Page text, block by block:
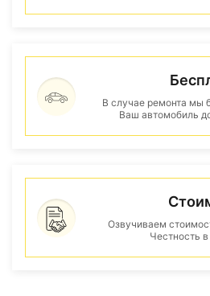
В случае ремонта мы
Ваш автомобиль
Озвучиваем
Честность